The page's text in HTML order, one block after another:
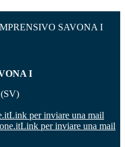
SAVONA I
I
Link per inviare una mail
Link per inviare una mail